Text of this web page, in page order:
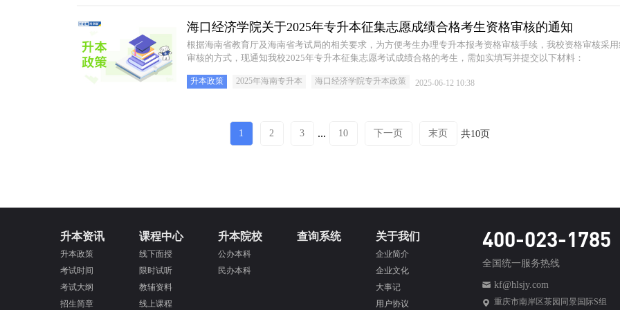
海口经济学院关于2025年专升本征集志愿成绩合格考生资格审核的通知
根据海南省教育厅及海南省考试局的相关要求，为方便考生办理专升本报考资格审核手续，我校资格审核采
审核的方式，现通知我校2025年专升本征集志愿考试成绩合格的考生，需如实填写并提交以下材料：
升本政策 2025年海南专升本 海口经济学院专升本政策 2025-06-12 10:38
1 2 3 ... 10 下一页 末页 共10页
升本资讯
升本政策
考试时间
考试大纲
招生简章
课程中心
线下面授
限时试听
教辅资料
线上课程
升本院校
公办本科
民办本科
查询系统 关于我们
企业简介
企业文化
大事记
用户协议
400-023-1785
全国统一服务热线
kf@hlsjy.com
重庆市南岸区茶园同景国际S组